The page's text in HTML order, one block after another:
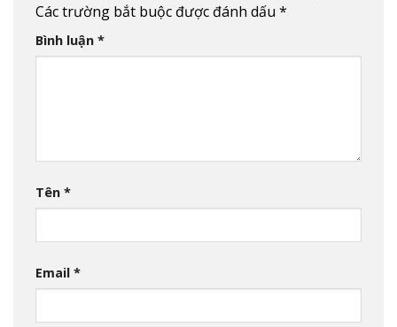
Các trường bắt buộc được đánh dấu *
Bình luận *
Tên *
Email *